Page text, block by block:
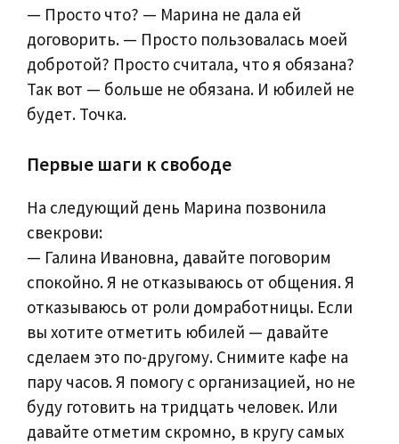
— Просто что? — Марина не дала ей
договорить. — Просто пользовалась моей
добротой? Просто считала, что я обязана?
Так вот — больше не обязана. И юбилей не
будет. Точка.
Первые шаги к свободе
На следующий день Марина позвонила
свекрови:
— Галина Ивановна, давайте поговорим
спокойно. Я не отказываюсь от общения. Я
отказываюсь от роли домработницы. Если
вы хотите отметить юбилей — давайте
сделаем это по-другому. Снимите кафе на
пару часов. Я помогу с организацией, но не
буду готовить на тридцать человек. Или
давайте отметим скромно, в кругу самых